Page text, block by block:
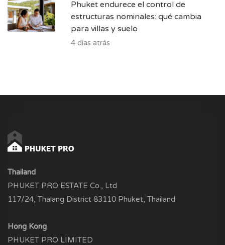
Phuket endurece el control de
estructuras nominales: qué cambia
para villas y suelo
4 días atrás
Thailand
PHUKET PRO ESTATE Co., Ltd
117/24, Thalang District 83110 Phuket, Thailand
Hong Kong
PHUKET PRO LIMITED